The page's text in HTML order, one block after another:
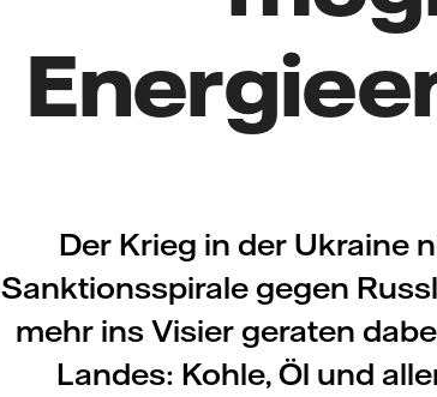
Der Krieg in der Ukraine
Sanktionsspirale gegen
mehr ins Visier geraten
Landes: Kohle, Öl und